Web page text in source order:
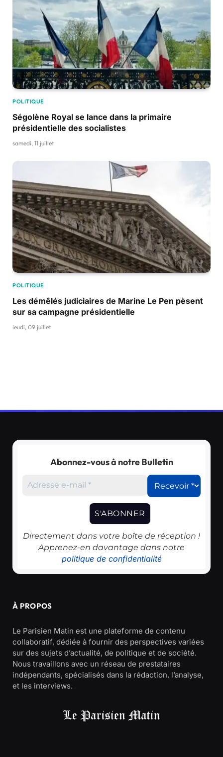
POLITIQUE
Ségolène Royal se lance dans la primaire
présidentielle des socialistes
samedi, 11 juillet
POLITIQUE
Les démêlés judiciaires de Marine Le Pen pèsent
sur sa campagne présidentielle
jeudi, 09 juillet
Abonnez-vous à notre Bulletin
Directement dans votre boîte de réception !
Apprenez-en davantage dans notre
politique de confidentialité
À PROPOS
Le Parisien Matin est une plateforme de contenu
collaboratif, dédiée à fournir des perspectives variées
sur des sujets d’actualité, de politique et de société.
Nous travaillons avec un réseau de prestataires
indépendants, spécialisés dans la rédaction, l’analyse,
et les interviews.